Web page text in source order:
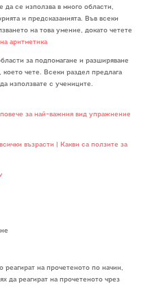
да се използва в много области,
и предсказанията. Във всеки
на това умение, докато четете
аритметика
за подпомагане и разширяване
което чете. Всеки раздел предлага
използвате с учениците.
за най-важния вид упражнение
възрасти | Какви са ползите за
реагират на прочетеното по начин,
да реагират на прочетеното чрез